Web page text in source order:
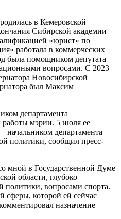
в Кемеровской
Сибирской академии
«юрист» по
работала в коммерческих
была помощником депутата
вопросами. С 2023
Новосибирской
был Максим
департамента
работы мэрии. 5 июля ее
начальником департамента
политики, сообщил пресс-
мной в Государственной Думе
области, глубоко
политики, вопросами спорта.
сферы, которой ей сейчас
назначение